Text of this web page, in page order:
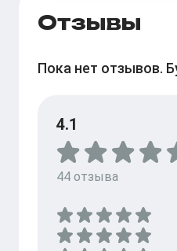
Отзывы
Пока нет отзывов.
4.1
44 отзыва